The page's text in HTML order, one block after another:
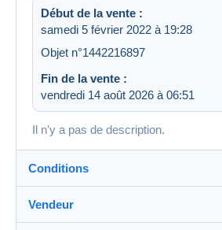
Début de la vente :
samedi 5 février 2022 à 19:28
Objet n°1442216897
Fin de la vente :
vendredi 14 août 2026 à 06:51
Il n'y a pas de description.
Conditions
Destination :
Vendeur